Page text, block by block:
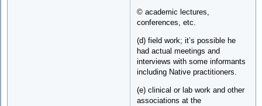
© academic lectures,
conferences, etc.
(d) field work; it’s possible he
had actual meetings and
interviews with some informants
including Native practitioners.
(e) clinical or lab work and other
associations at the